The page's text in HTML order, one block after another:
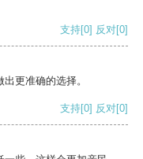
支持[0] 反对[0]
更准确的选择。
支持[0] 反对[0]